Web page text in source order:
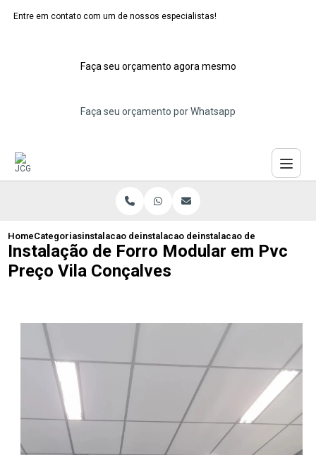
Entre em contato com um de nossos especialistas!
Faça seu orçamento agora mesmo
Faça seu orçamento por Whatsapp
HomeCategoriasinstalacao de forros moduladores
instalacao de forro modular pvc
instalacao de forro
Instalação de Forro Modular em Pvc
Preço Vila Conçalves